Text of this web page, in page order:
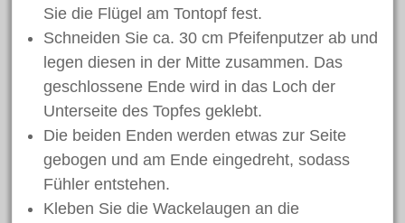
Sie die Flügel am Tontopf fest.
Schneiden Sie ca. 30 cm Pfeifenputzer ab und
legen diesen in der Mitte zusammen. Das
geschlossene Ende wird in das Loch der
Unterseite des Topfes geklebt.
Die beiden Enden werden etwas zur Seite
gebogen und am Ende eingedreht, sodass
Fühler entstehen.
Kleben Sie die Wackelaugen an die